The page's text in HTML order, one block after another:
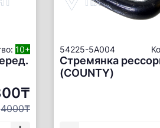
10+
4000₸
54225-5A004
Стремянка
(COUNTY)